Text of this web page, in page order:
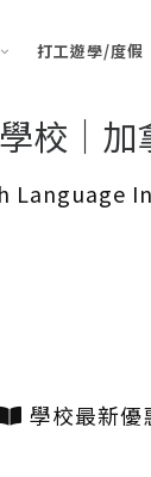
打工遊學/度假
校｜
Language
學校最新優